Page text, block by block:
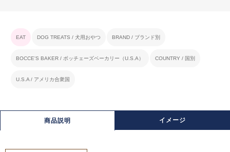
EAT DOG TREATS / 犬用おやつ BRAND / ブランド別
BOCCE'S BAKER / ボッチェーズベーカリー（U.S.A） COUNTRY / 国別
U.S.A / アメリカ合衆国
商品説明 イメージ